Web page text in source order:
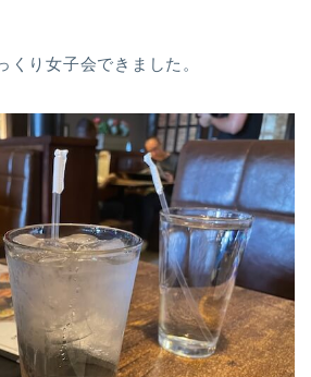
くり女子会できました。